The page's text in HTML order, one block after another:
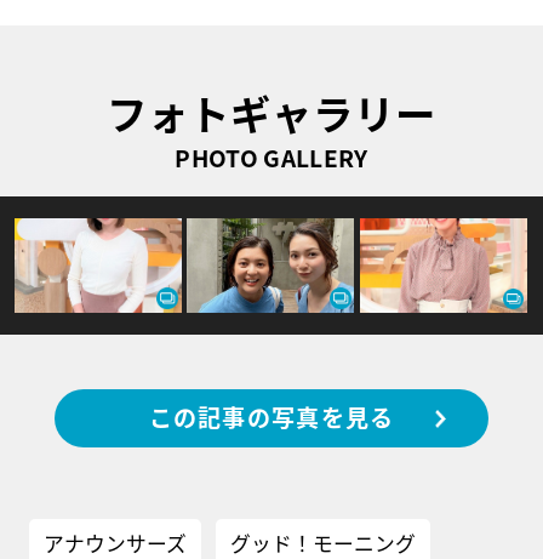
フォトギャラリー
PHOTO GALLERY
この記事の写真を見る
アナウンサーズ グッド！モーニング